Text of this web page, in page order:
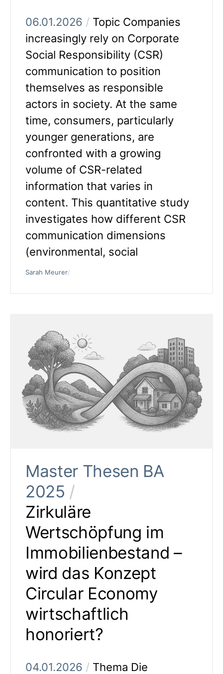
06.01.2026 / Topic Companies
increasingly rely on Corporate
Social Responsibility (CSR)
communication to position
themselves as responsible
actors in society. At the same
time, consumers, particularly
younger generations, are
confronted with a growing
volume of CSR-related
information that varies in
content. This quantitative study
investigates how different CSR
communication dimensions
(environmental, social
Sarah Meurer/
Master Thesen BA
2025 /
Zirkuläre
Wertschöpfung im
Immobilienbestand –
wird das Konzept
Circular Economy
wirtschaftlich
honoriert?
04.01.2026 / Thema Die